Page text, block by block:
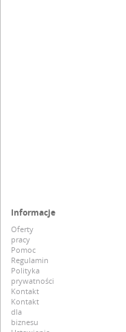
Informacje
Oferty
pracy
Pomoc
Regulamin
Polityka
prywatności
Kontakt
Kontakt
dla
biznesu